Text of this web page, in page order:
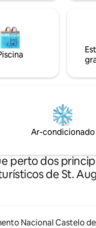
Ar-condicionado
perto dos
de St.
Nacional Castelo